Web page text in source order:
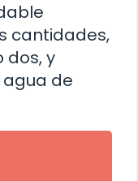
cantidades,
dos, y
de